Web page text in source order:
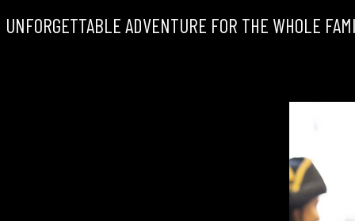
UNFORGETTABLE ADVENTURE FOR THE WHOLE